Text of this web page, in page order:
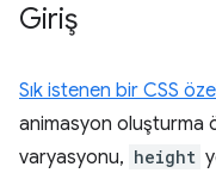
Giriş
Sık istenen bir CSS
animasyon oluşturma
varyasyonu, height